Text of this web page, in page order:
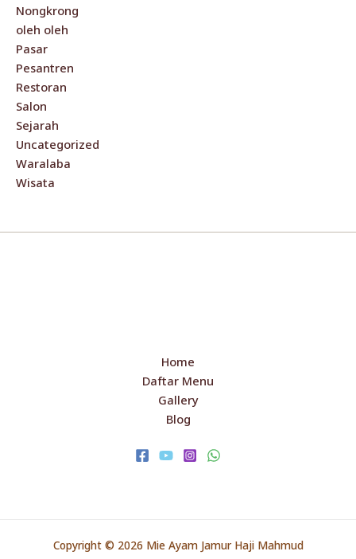
Nongkrong
oleh oleh
Pasar
Pesantren
Restoran
Salon
Sejarah
Uncategorized
Waralaba
Wisata
Home
Daftar Menu
Gallery
Blog
Copyright © 2026 Mie Ayam Jamur Haji Mahmud